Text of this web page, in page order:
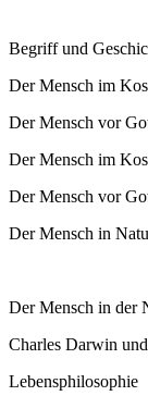
Begriff und
Der Mensch im
Der Mensch vor
Der Mensch im
Der Mensch vor
Der Mensch in
Der Mensch in der
Charles Darwin
Lebensphilosophie